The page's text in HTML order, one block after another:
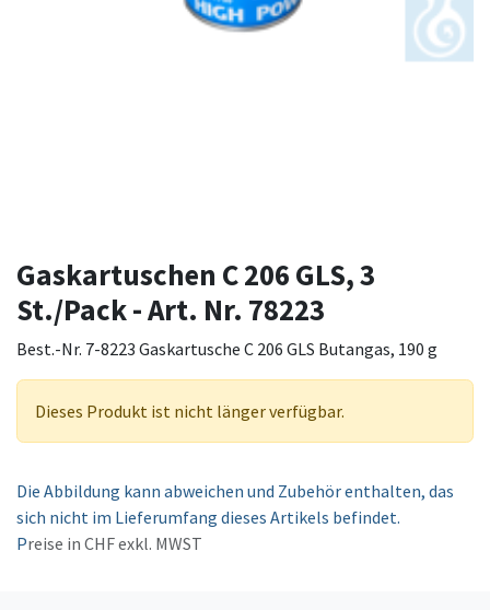
Gaskartuschen C 206 GLS, 3
St./Pack - Art. Nr. 78223
Best.-Nr. 7-8223 Gaskartusche C 206 GLS Butangas, 190 g
Dieses Produkt ist nicht länger verfügbar.
Die Abbildung kann abweichen und Zubehör enthalten, das
sich nicht im Lieferumfang dieses Artikels befindet.
Preise in CHF exkl. MWST